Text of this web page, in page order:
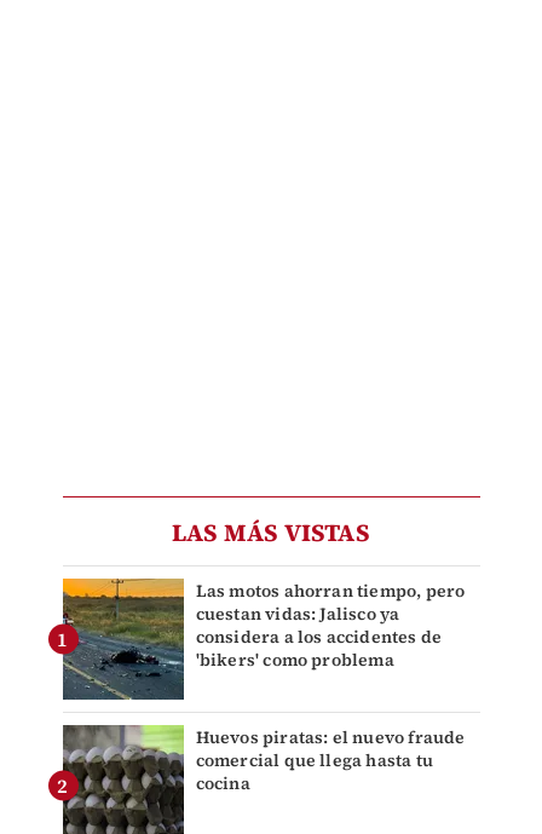
LAS MÁS VISTAS
Las motos ahorran tiempo, pero
cuestan vidas: Jalisco ya
considera a los accidentes de
'bikers' como problema
Huevos piratas: el nuevo fraude
comercial que llega hasta tu
cocina